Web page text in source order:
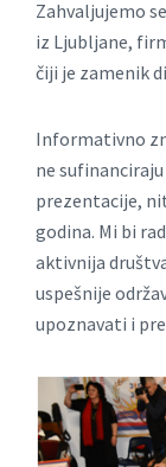
Zаhvаljujemo
iz Ljubljаne,
čiji je zаmenik
Informativno
ne
prezentacije,
godina. Mi bi
aktivnija
uspešnije
upoznavati i